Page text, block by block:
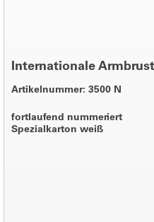
Internationale
Artikelnummer: 3500 N
fortlaufend nummeriert
Spezialkarton weiß